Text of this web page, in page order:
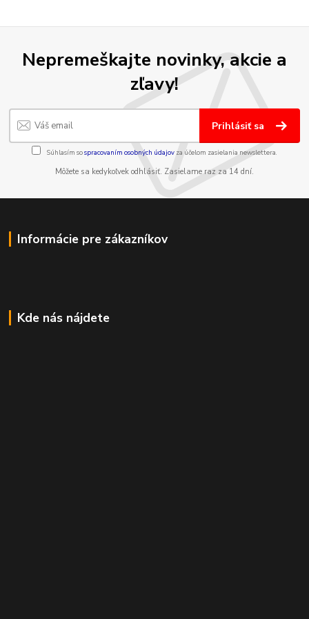
Nepremeškajte novinky, akcie a
zľavy!
Prihlásiť sa
Súhlasím sospracovaním osobných údajov za účelom zasielania newslettera.
Môžete sa kedykoľvek odhlásiť. Zasielame raz za 14 dní.
Informácie pre zákazníkov
Kde nás nájdete